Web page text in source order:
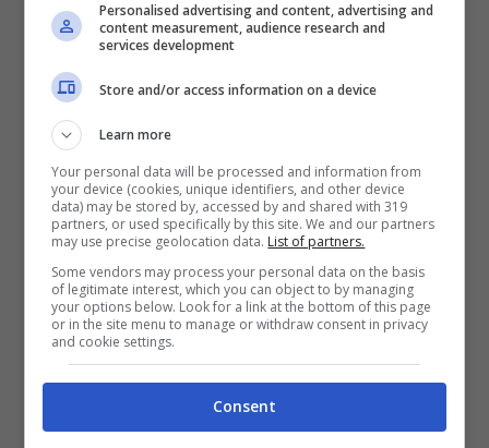
Personalised advertising and content, advertising and
content measurement, audience research and
services development
Store and/or access information on a device
Learn more
Your personal data will be processed and information from
your device (cookies, unique identifiers, and other device
data) may be stored by, accessed by and shared with 319
partners, or used specifically by this site. We and our partners
may use precise geolocation data. List of partners.
Some vendors may process your personal data on the basis
of legitimate interest, which you can object to by managing
your options below. Look for a link at the bottom of this page
or in the site menu to manage or withdraw consent in privacy
and cookie settings.
Consent